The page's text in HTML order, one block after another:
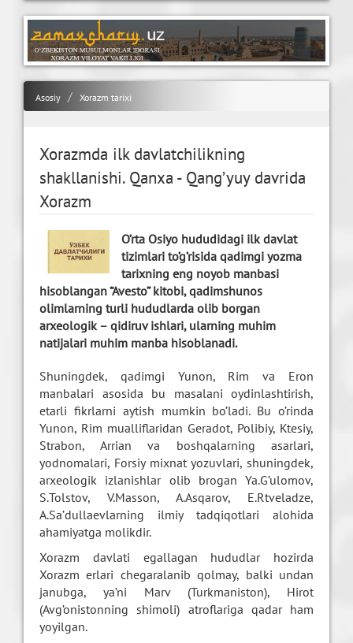
Asosiy Xorazm tarixi
Xorazmda ilk davlatchilikning
shakllanishi. Qanxa - Qang’yuy davrida
Xorazm
O’rta Osiyo hududidagi ilk davlat
tizimlari to’g’risida qadimgi yozma
tarixning eng noyob manbasi
hisoblangan “Avesto” kitobi, qadimshunos
olimlarning turli hududlarda olib borgan
arxeologik – qidiruv ishlari, ularning muhim
natijalari muhim manba hisoblanadi.
Shuningdek, qadimgi Yunon, Rim va Eron
manbalari asosida bu masalani oydinlashtirish,
etarli fikrlarni aytish mumkin bo’ladi. Bu o’rinda
Yunon, Rim mualliflaridan Geradot, Polibiy, Ktesiy,
Strabon, Arrian va boshqalarning asarlari,
yodnomalari, Forsiy mixnat yozuvlari, shuningdek,
arxeologik izlanishlar olib brogan Ya.G’ulomov,
S.Tolstov, V.Masson, A.Asqarov, E.Rtveladze,
A.Sa’dullaevlarning ilmiy tadqiqotlari alohida
ahamiyatga molikdir.
Xorazm davlati egallagan hududlar hozirda
Xorazm erlari chegaralanib qolmay, balki undan
janubga, ya’ni Marv (Turkmaniston), Hirot
(Avg’onistonning shimoli) atroflariga qadar ham
yoyilgan.